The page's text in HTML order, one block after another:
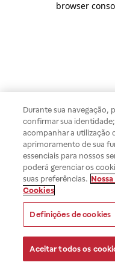
browser
Durante sua navegação,
confirmar sua
acompanhar a utilização
aprimoramento de sua
essenciais para nossos
poderá gerenciar os
suas preferências.
Cookies
Definições de cookies
Aceitar todos os